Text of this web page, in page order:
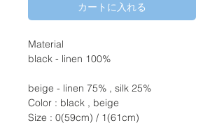
カートに入れる
Material
black - linen 100%
beige - linen 75% , silk 25%
Color : black , beige
Size : 0(59cm) / 1(61cm)